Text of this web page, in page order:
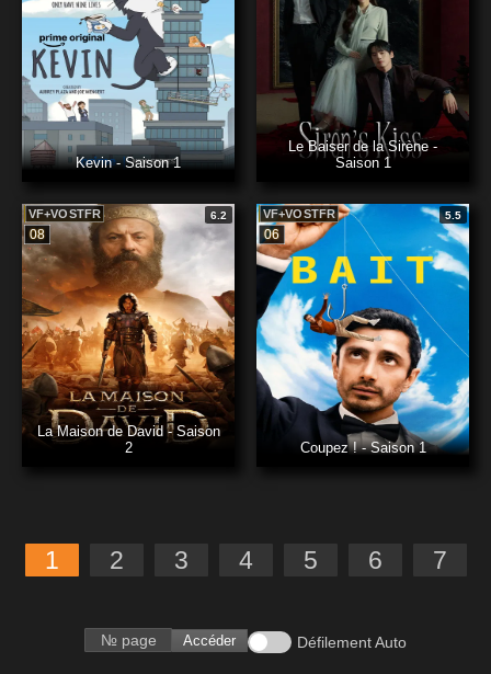
Kevin - Saison 1
Le Baiser de la Sirène -
Saison 1
VF+VOSTFR 6.2
08
La Maison de David - Saison
2
VF+VOSTFR 5.5
06
Coupez ! - Saison 1
1 2 3 4 5 6 7
Accéder Défilement Auto